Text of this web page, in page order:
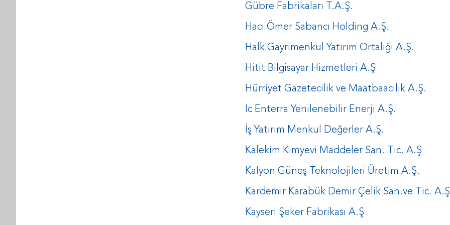
Gübre Fabrikaları T.A.Ş.
Hacı Ömer Sabancı Holding A.Ş.
Halk Gayrimenkul Yatırım Ortalığı A.Ş.
Hitit Bilgisayar Hizmetleri A.Ş
Hürriyet Gazetecilik ve Maatbaacılık A.Ş.
Ic Enterra Yenilenebilir Enerji A.Ş.
İş Yatırım Menkul Değerler A.Ş.
Kalekim Kimyevi Maddeler San. Tic. A.Ş
Kalyon Güneş Teknolojileri Üretim A.Ş.
Kardemir Karabük Demir Çelik San.ve Tic.
Kayseri Şeker Fabrikası A.Ş